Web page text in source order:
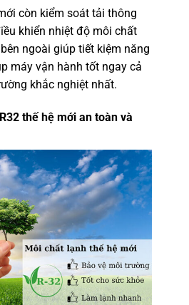
còn kiểm soát tải thông
khiển nhiệt độ môi chất
ngoài giúp tiết kiệm năng
máy vận hành tốt ngay cả
khắc nghiệt nhất.
thế hệ mới an toàn và